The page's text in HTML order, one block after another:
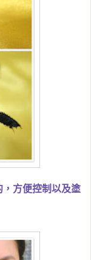
方便控制以及塗